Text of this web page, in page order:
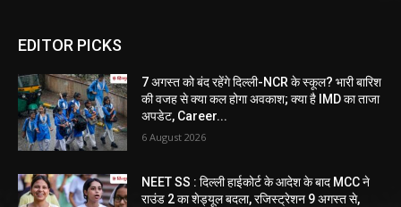
EDITOR PICKS
7 अगस्त को बंद रहेंगे दिल्ली-NCR के स्कूल? भारी बारिश
की वजह से क्या कल होगा अवकाश; क्या है IMD का ताजा
अपडेट, Career...
6 August 2026
NEET SS : दिल्ली हाईकोर्ट के आदेश के बाद MCC ने
राउंड 2 का शेड्यूल बदला, रजिस्ट्रेशन 9 अगस्त से,